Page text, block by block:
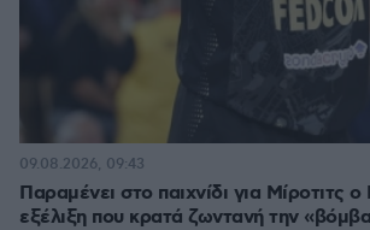
Παραμένει στο παιχνίδι για
εξέλιξη που κρατά ζωντανή την
09.08.2026, 09:43